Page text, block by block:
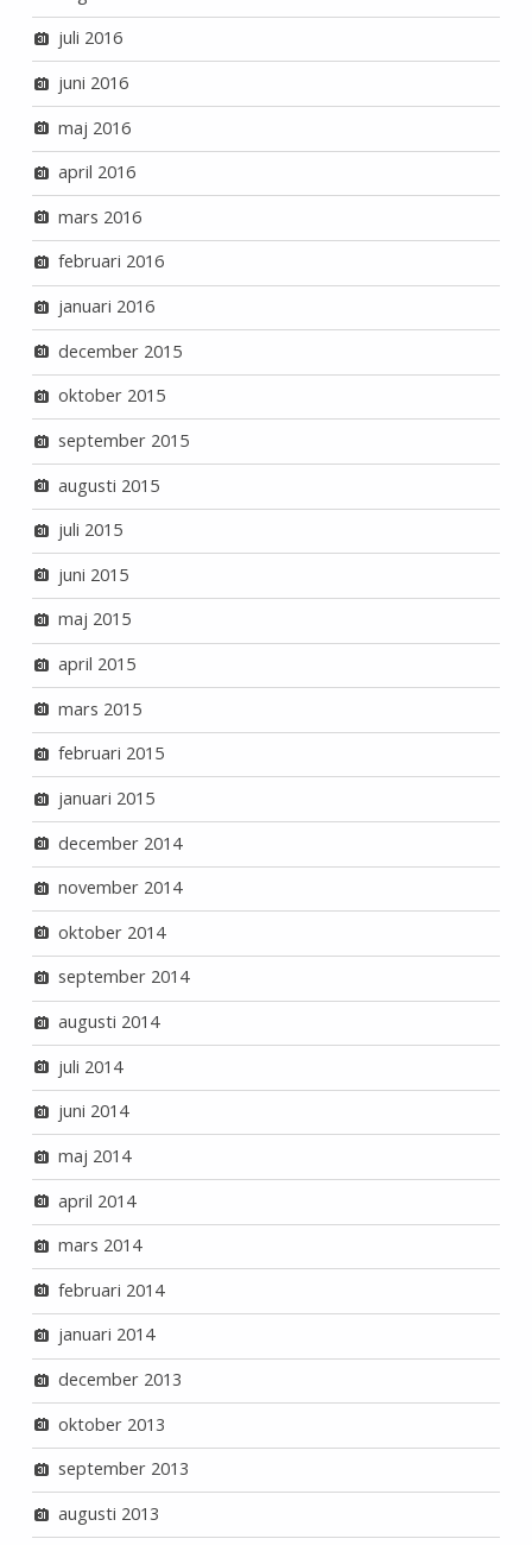
juli 2016
juni 2016
maj 2016
april 2016
mars 2016
februari 2016
januari 2016
december 2015
oktober 2015
september 2015
augusti 2015
juli 2015
juni 2015
maj 2015
april 2015
mars 2015
februari 2015
januari 2015
december 2014
november 2014
oktober 2014
september 2014
augusti 2014
juli 2014
juni 2014
maj 2014
april 2014
mars 2014
februari 2014
januari 2014
december 2013
oktober 2013
september 2013
augusti 2013